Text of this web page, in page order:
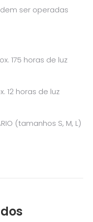
ser operadas
175 horas de luz
12 horas de luz
(tamanhos S, M, L)